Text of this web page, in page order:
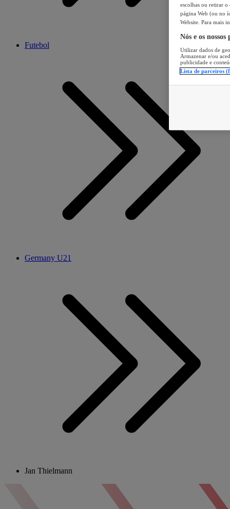
Futebol
Germany U21
Jan Thielmann
escolhas ou retirar
página Web (ou no
Website. Para mais
Nós e os
Utilizar dados de
Armazenar e/ou
publicidade e
Lista de parceiros